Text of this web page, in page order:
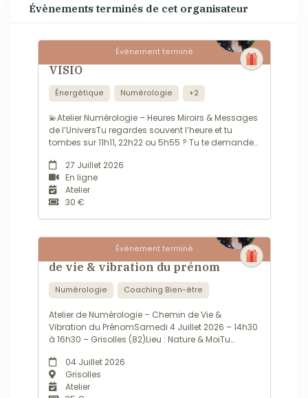
Évènements terminés de cet organisateur
Évènement terminé
Atelier sur les Heures Miroirs en
VISIO
Énergétique Numérologie +2
💫Atelier Numérologie – Heures Miroirs & Messages
de l’UniversTu regardes souvent l’heure et tu
tombes sur 11h11, 22h22 ou 5h55 ? Tu te demandes
message ou juste une coïncidence ?Et si l’Univers
essayait vraiment de te parler ?...
27 Juillet 2026
En ligne
Atelier
30 €
Évènement terminé
Atelier de NUMEROLOGIE : Chemin
de vie & vibration du prénom
Numérologie Coaching Bien-être
Atelier de Numérologie – Chemin de Vie &
Vibration du PrénomSamedi 4 Juillet 2026 – 14h30
à 16h30 – Grisolles (82)Lieu : Nature & MoiTu
simple, vivante et concrète ?Cet atelier est fait
pour toi 🌟 🔹 Au programme :Comprendre ton
chemin de vie : ton axe, ta direction, ce...
04 Juillet 2026
Grisolles
Atelier